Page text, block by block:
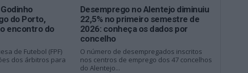
do Porto,
encontro do
de Futebol (FPF)
dos árbitros para
Desemprego no Alentejo diminuiu
22,5% no primeiro semestre de
2026: conheça os dados por
concelho
O número de desempregados inscritos
nos centros de emprego dos 47 concelhos
do Alentejo...